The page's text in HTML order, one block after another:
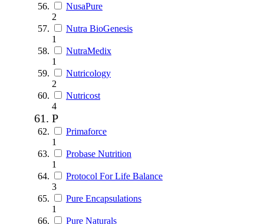
NusaPure
2
Nutra BioGenesis
1
NutraMedix
1
Nutricology
2
Nutricost
4
P
Primaforce
1
Probase Nutrition
1
Protocol For Life Balance
3
Pure Encapsulations
1
Pure Naturals